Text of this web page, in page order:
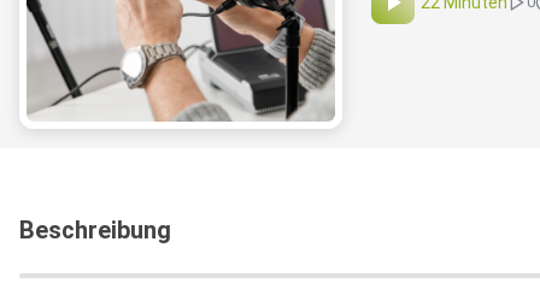
Beschreibung